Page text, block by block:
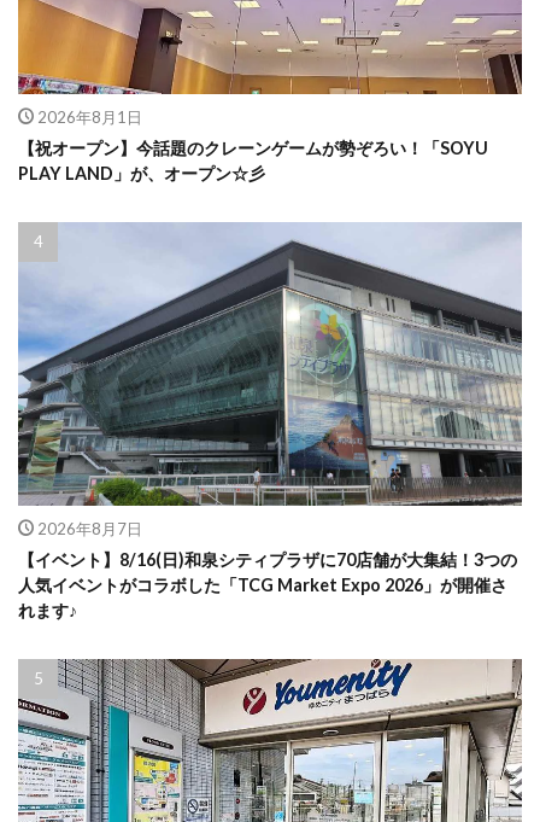
2026年8月1日
【祝オープン】今話題のクレーンゲームが勢ぞろい！「SOYU
PLAY LAND」が、オープン☆彡
2026年8月7日
【イベント】8/16(日)和泉シティプラザに70店舗が大集結！3つの
人気イベントがコラボした「TCG Market Expo 2026」が開催さ
れます♪